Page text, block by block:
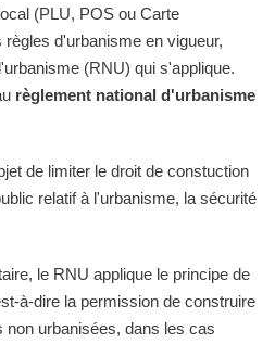
(PLU, POS ou Carte
d'urbanisme en vigueur,
(RNU) qui s'applique.
règlement national d'urbanisme
de limiter le droit de constuction
relatif à l'urbanisme, la sécurité
le RNU applique le principe de
à-dire la permission de construire
non urbanisées, dans les cas